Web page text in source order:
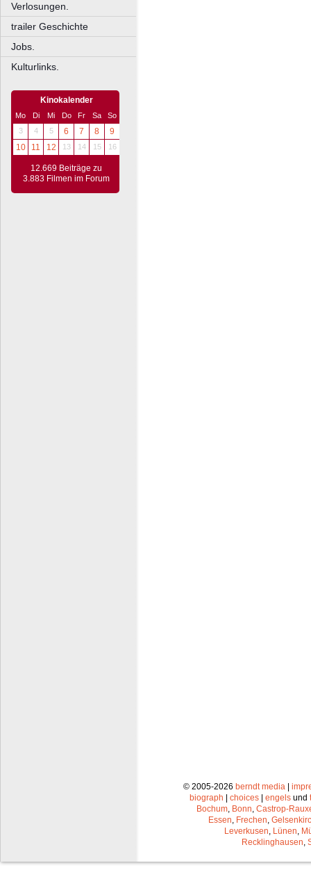
Verlosungen.
trailer Geschichte
Jobs.
Kulturlinks.
Kinokalender
Mo Di Mi Do Fr Sa
So
3
4 5 6 7 8
9
10
11 12 13 14 15 16
12.669 Beiträge zu
3.883 Filmen im Forum
© 2005-2026 berndt media |
biograph | choices | engels und
Bochum Bonn Castrop-
Essen Frechen
Leverkusen Lünen
Recklinghausen